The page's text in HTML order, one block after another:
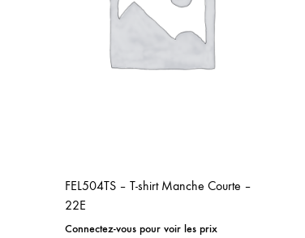
FEL504TS – T-shirt Manche Courte –
22E
Connectez-vous pour voir les prix